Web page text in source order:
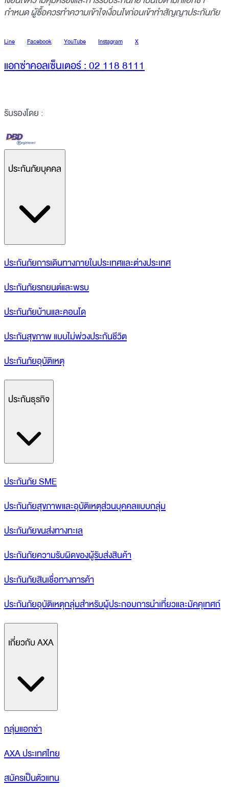
กำหนด ผู้ซื้อควรทำความเข้าใจเงื่อนไขก่อนเข้าทำสัญญาประกันภัย
Line Facebook YouTube Instagram X
แอกซ่าคอลเซ็นเตอร์ : 02 118 8111
รับรองโดย :
ประกันภัยบุคคล
ประกันภัยการเดินทางภายในประเทศและต่างประเทศ
ประกันภัยรถยนต์และพรบ
ประกันภัยบ้านและคอนโด
ประกันสุขภาพ แบบไม่พ่วงประกันชีวิต
ประกันภัยอุบัติเหตุ
ประกันธุรกิจ
ประกันภัย SME
ประกันภัยสุขภาพและอุบัติเหตุส่วนบุคคลแบบกลุ่ม
ประกันภัยขนส่งทางทะเล
ประกันภัยความรับผิดของผู้รับส่งสินค้า
ประกันภัยสินเชื่อทางการค้า
ประกันภัยอุบัติเหตุกลุ่มสำหรับผู้ประกอบการนำเที่ยวและมัคคุเทศก์
เกี่ยวกับ AXA
กลุ่มแอกซ่า
AXA ประเทศไทย
สมัครเป็นตัวแทน